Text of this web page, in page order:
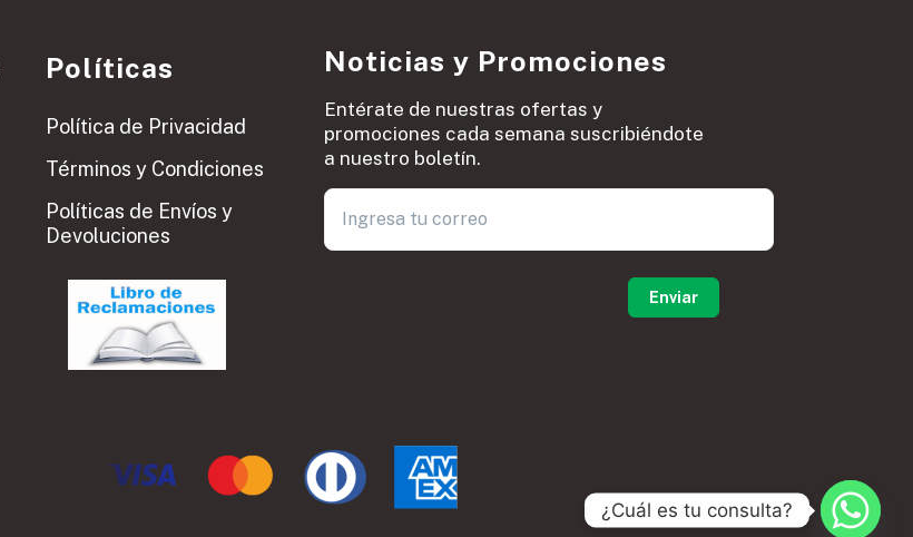
Políticas
Política de Privacidad
Términos y Condiciones
Políticas de Envíos y
Devoluciones
Noticias y Promociones
Entérate de nuestras ofertas y
promociones cada semana suscribiéndote
a nuestro boletín.
¿Cuál es tu consulta?